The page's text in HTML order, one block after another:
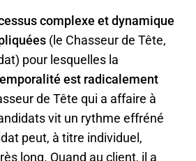
complexe et dynamique
(le Chasseur de Tête,
pour lesquelles la
est radicalement
de Tête qui a affaire à
vit un rythme effréné
peut, à titre individuel,
long. Quand au client, il a